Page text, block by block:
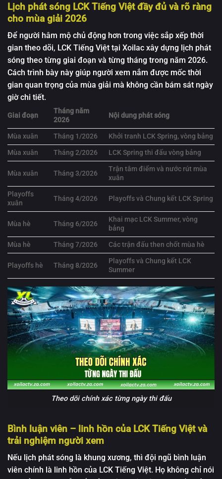
Lịch phát sóng LCK Tiếng Việt đầy đủ và rõ ràng
cho mùa giải 2026
Để người hâm mộ chủ động hơn trong việc sắp xếp thời
gian theo dõi, LCK Tiếng Việt tại Xoilac xây dựng lịch phát
sóng theo từng giai đoạn và từng tháng trong năm 2026.
Cách trình bày này giúp người xem nắm được mốc thời
gian quan trọng của mùa giải mà không cần bám sát ngày
giờ chi tiết.
Giai đoạn
Tháng năm
2026
Nội dung phát sóng
Mùa xuân Tháng 1/2026
Khởi tranh LCK Spring, vòng bảng
Mùa xuân
Tháng 2/2026 LCK Spring thi đấu vòng bảng
Mùa xuân Tháng 3/2026
Trận tâm điểm và nước rút mùa
xuân
Playoffs
xuân
Tháng 4/2026 Playoffs và Chung kết LCK Spring
Mùa hè Tháng 6/2026
Khai mạc LCK Summer, vòng
bảng
Mùa hè
Tháng 7/2026 Các trận đấu then chốt mùa hè
Playoffs hè Tháng 8/2026
Playoffs và Chung kết LCK
Summer
Theo dõi chính xác từng ngày thi đấu
Bình luận viên – linh hồn của LCK Tiếng Việt và
trải nghiệm người xem
Nếu lịch phát sóng là khung xương, thì đội ngũ bình luận
viên chính là linh hồn của LCK Tiếng Việt. Họ không chỉ nói